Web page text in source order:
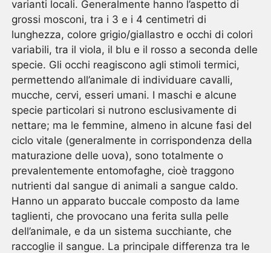
varianti locali. Generalmente hanno l’aspetto di
grossi mosconi, tra i 3 e i 4 centimetri di
lunghezza, colore grigio/giallastro e occhi di colori
variabili, tra il viola, il blu e il rosso a seconda delle
specie. Gli occhi reagiscono agli stimoli termici,
permettendo all’animale di individuare cavalli,
mucche, cervi, esseri umani. I maschi e alcune
specie particolari si nutrono esclusivamente di
nettare; ma le femmine, almeno in alcune fasi del
ciclo vitale (generalmente in corrispondenza della
maturazione delle uova), sono totalmente o
prevalentemente entomofaghe, cioè traggono
nutrienti dal sangue di animali a sangue caldo.
Hanno un apparato buccale composto da lame
taglienti, che provocano una ferita sulla pelle
dell’animale, e da un sistema succhiante, che
raccoglie il sangue. La principale differenza tra le